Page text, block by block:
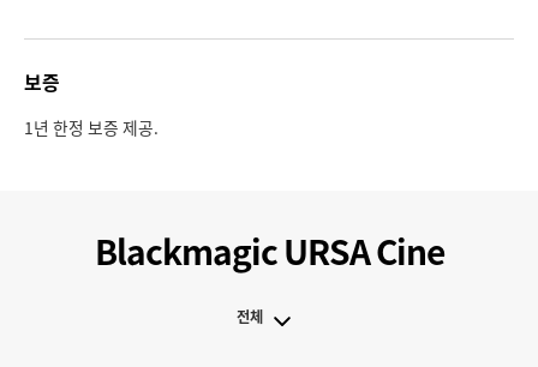
보증
1년 한정 보증 제공.
Blackmagic URSA Cine
전체